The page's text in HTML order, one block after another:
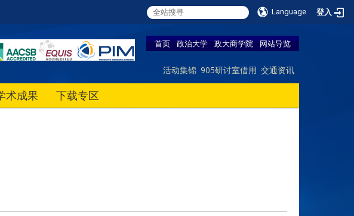
Language 登入
首页 政治大学 政大商学院 网站导览
活动集锦 905研讨室借用 交通资讯
术成果 下载专区